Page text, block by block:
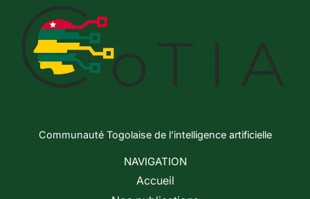
Communauté Togolaise de l’intelligence artificielle
NAVIGATION
Accueil